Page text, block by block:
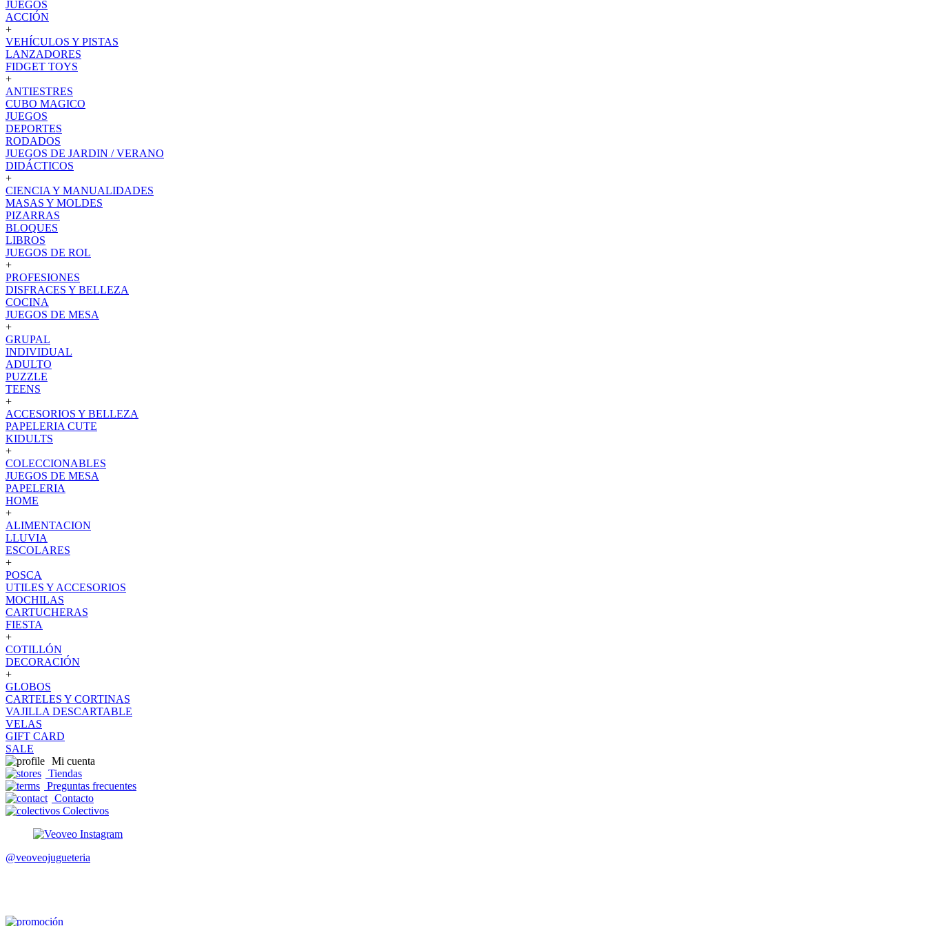
JUEGOS
ACCIÓN
+
VEHÍCULOS Y PISTAS
LANZADORES
FIDGET TOYS
+
ANTIESTRES
CUBO MAGICO
JUEGOS
DEPORTES
RODADOS
JUEGOS DE JARDIN / VERANO
DIDÁCTICOS
+
CIENCIA Y MANUALIDADES
MASAS Y MOLDES
PIZARRAS
BLOQUES
LIBROS
JUEGOS DE ROL
+
PROFESIONES
DISFRACES Y BELLEZA
COCINA
JUEGOS DE MESA
+
GRUPAL
INDIVIDUAL
ADULTO
PUZZLE
TEENS
+
ACCESORIOS Y BELLEZA
PAPELERIA CUTE
KIDULTS
+
COLECCIONABLES
JUEGOS DE MESA
PAPELERIA
HOME
+
ALIMENTACION
LLUVIA
ESCOLARES
+
POSCA
UTILES Y ACCESORIOS
MOCHILAS
CARTUCHERAS
FIESTA
+
COTILLÓN
DECORACIÓN
+
GLOBOS
CARTELES Y CORTINAS
VAJILLA DESCARTABLE
VELAS
GIFT CARD
SALE
Mi cuenta
Tiendas
Preguntas frecuentes
Contacto
Colectivos
@veoveojugueteria